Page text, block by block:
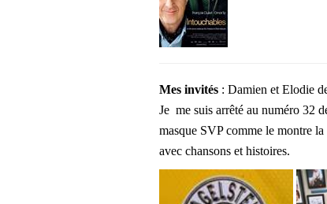
Mes invités : Damien et Elodie
Je me suis arrêté au numéro 32
masque SVP comme le montre
avec chansons et histoires.